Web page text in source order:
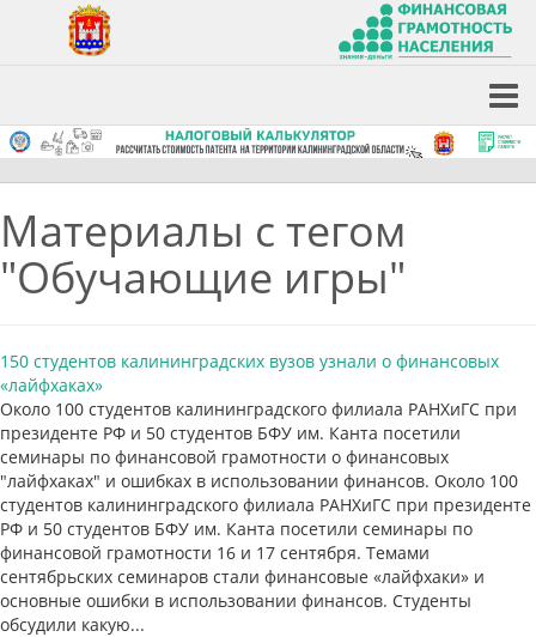
Материалы с тегом
"Обучающие игры"
150 студентов калининградских вузов узнали о финансовых
«лайфхаках»
Около 100 студентов калининградского филиала РАНХиГС при
президенте РФ и 50 студентов БФУ им. Канта посетили
семинары по финансовой грамотности о финансовых
"лайфхаках" и ошибках в использовании финансов. Около 100
студентов калининградского филиала РАНХиГС при президенте
РФ и 50 студентов БФУ им. Канта посетили семинары по
финансовой грамотности 16 и 17 сентября. Темами
сентябрьских семинаров стали финансовые «лайфхаки» и
основные ошибки в использовании финансов. Студенты
обсудили какую...